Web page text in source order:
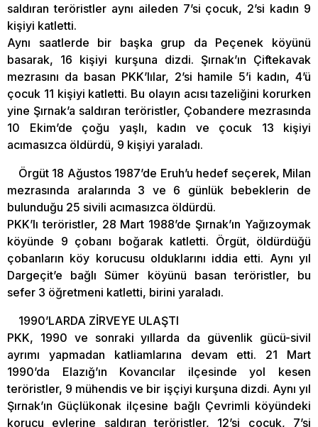
saldıran teröristler aynı aileden 7’si çocuk, 2’si kadın 9
kişiyi katletti.
Aynı saatlerde bir başka grup da Peçenek köyünü
basarak, 16 kişiyi kurşuna dizdi. Şırnak’ın Çiftekavak
mezrasını da basan PKK’lılar, 2’si hamile 5’i kadın, 4’ü
çocuk 11 kişiyi katletti. Bu olayın acısı tazeliğini korurken
yine Şırnak’a saldıran teröristler, Çobandere mezrasında
10 Ekim’de çoğu yaşlı, kadın ve çocuk 13 kişiyi
acımasızca öldürdü, 9 kişiyi yaraladı.
Örgüt 18 Ağustos 1987’de Eruh’u hedef seçerek, Milan
mezrasında aralarında 3 ve 6 günlük bebeklerin de
bulunduğu 25 sivili acımasızca öldürdü.
PKK’lı teröristler, 28 Mart 1988’de Şırnak’ın Yağızoymak
köyünde 9 çobanı boğarak katletti. Örgüt, öldürdüğü
çobanların köy korucusu olduklarını iddia etti. Aynı yıl
Dargeçit’e bağlı Sümer köyünü basan teröristler, bu
sefer 3 öğretmeni katletti, birini yaraladı.
1990’LARDA ZİRVEYE ULAŞTI
PKK, 1990 ve sonraki yıllarda da güvenlik gücü-sivil
ayrımı yapmadan katliamlarına devam etti. 21 Mart
1990’da Elazığ’ın Kovancılar ilçesinde yol kesen
teröristler, 9 mühendis ve bir işçiyi kurşuna dizdi. Aynı yıl
Şırnak’ın Güçlükonak ilçesine bağlı Çevrimli köyündeki
korucu evlerine saldıran teröristler, 12’si çocuk, 7’si